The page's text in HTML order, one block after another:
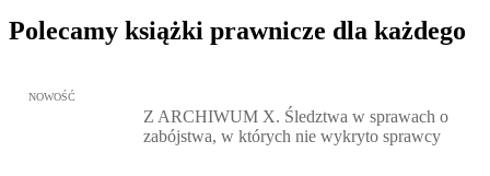
Polecamy książki prawnicze dla każdego
Przejdź do: Z ARCHIWUM X. Śledztwa w sprawach o
NOWOŚĆ
Z ARCHIWUM X. Śledztwa w sprawach o
zabójstwa, w których nie wykryto sprawcy